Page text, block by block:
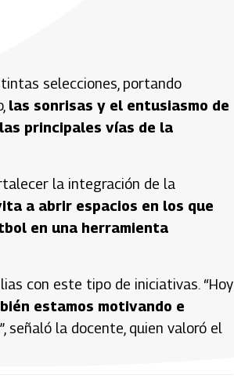
selecciones, portando
las sonrisas y el entusiasmo de
principales vías de la
la integración de la
a abrir espacios en los que
en una herramienta
con este tipo de iniciativas. “Hoy
estamos motivando e
”, señaló la docente, quien valoró el